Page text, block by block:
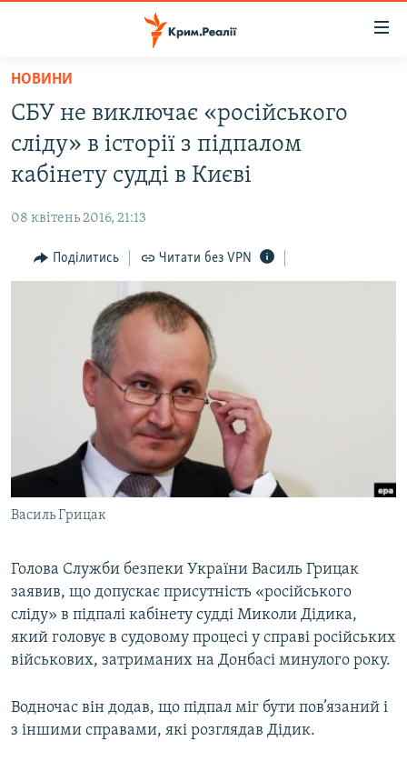
Перейти
основного
матеріалу
Перейти
до
основної
Перейти
до
ВІДЕО ТА ФОТО
БЛОГИ
ПОГЛЯД
ВСЕ ЗА ДЕНЬ
СПЕЦПРОЕКТИ
ДЕПОРТАЦІЯ
ВІДЕОУРОКИ «ELIFBE»
СВІДЧЕННЯ ОКУПАЦІЇ
УКРАЇНСЬКА ПРОБЛЕМА КРИМУ
ІНФОГРАФІКА
ЯК ОБІЙТИ БЛОКУВАННЯ
Qırımtatar
ДОЛУЧАЙСЯ!
Усі сайти RFE/RL
НОВИНИ
СБУ не виключає «російського
сліду» в історії з підпалом
кабінету судді в Києві
08 квітень 2016, 21:13
Поділитись Читати без VPN
Василь Грицак
Голова Служби безпеки України Василь Грицак
заявив, що допускає присутність «російського
сліду» в підпалі кабінету судді Миколи Дідика,
який головує в судовому процесі у справі російських
військових, затриманих на Донбасі минулого року.
Водночас він додав, що підпал міг бути пов’язаний і
з іншими справами, які розглядав Дідик.